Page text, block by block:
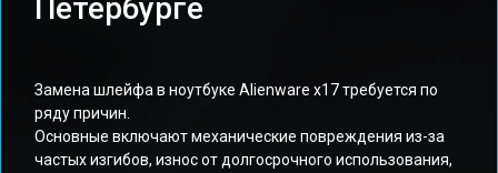
Петербурге
Замена шлейфа в ноутбуке Alienware x17 требуется по
ряду причин.
Основные включают механические повреждения из-за
частых изгибов, износ от долгосрочного использования,